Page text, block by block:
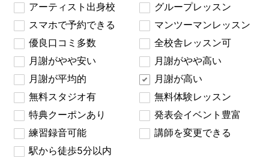
アーティスト出身校
グループレッスン
スマホで予約できる
マンツーマンレッスン
優良口コミ多数
全校舎レッスン可
月謝がやや安い
月謝がやや高い
月謝が平均的
月謝が高い
無料スタジオ有
無料体験レッスン
特典クーポンあり
発表会イベント豊富
練習録音可能
講師を変更できる
駅から徒歩5分以内